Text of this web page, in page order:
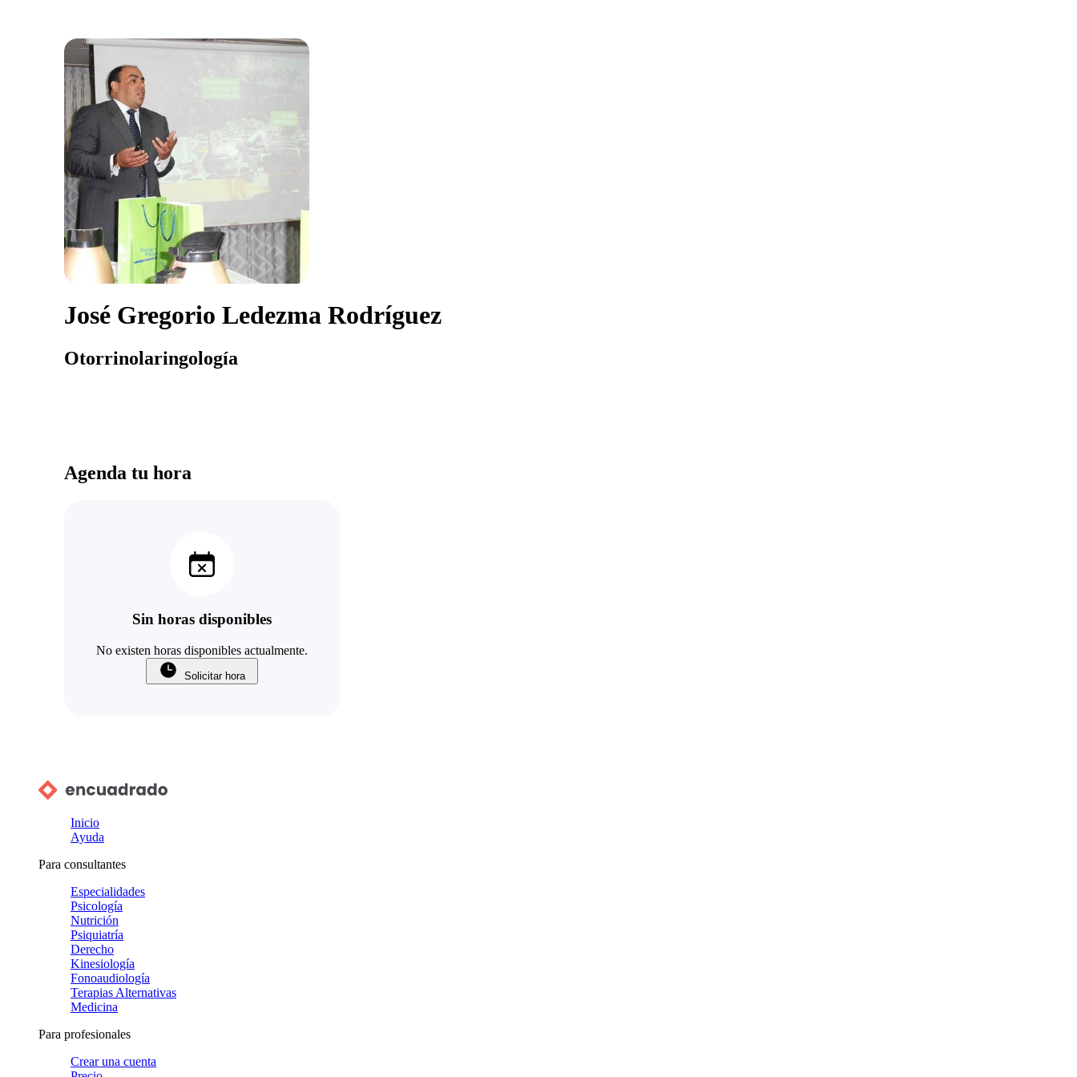
José Gregorio Ledezma Rodríguez
Otorrinolaringología
Agenda tu hora
Sin horas disponibles
No existen horas disponibles actualmente.
Solicitar hora
Inicio
Ayuda
Para consultantes
Especialidades
Psicología
Nutrición
Psiquiatría
Derecho
Kinesiología
Fonoaudiología
Terapias Alternativas
Medicina
Para profesionales
Crear una cuenta